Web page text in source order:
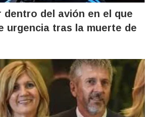
del avión en el que
urgencia tras la muerte de